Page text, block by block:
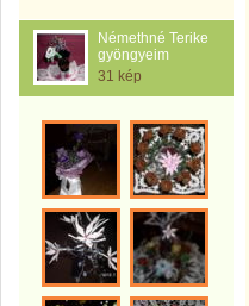
Némethné Terike
gyöngyeim
31 kép